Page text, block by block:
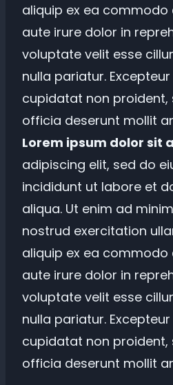
aliquip ex ea commodo
aute irure dolor in
voluptate velit esse
nulla pariatur.
cupidatat non proident,
officia deserunt mollit
Lorem ipsum dolor sit
adipiscing elit, sed do
incididunt ut labore et
aliqua. Ut enim ad
nostrud exercitation
aliquip ex ea commodo
aute irure dolor in
voluptate velit esse
nulla pariatur.
cupidatat non proident,
officia deserunt mollit